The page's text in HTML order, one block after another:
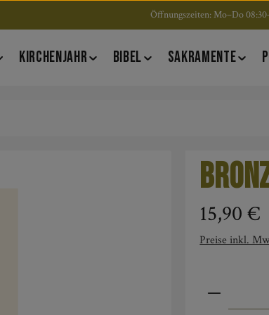
Öffnungszeiten: Mo–Do
KIRCHENJAHR BIBEL SAKRAMENTE
Regulärer
15,90 €
Preise inkl.
Produkt